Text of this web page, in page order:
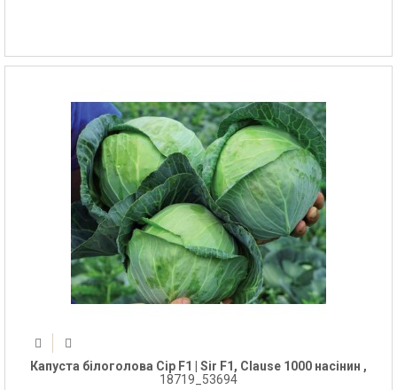
Капуста білоголова Сір F1 | Sir F1, Clause 1000 насінин ,
18719_53694